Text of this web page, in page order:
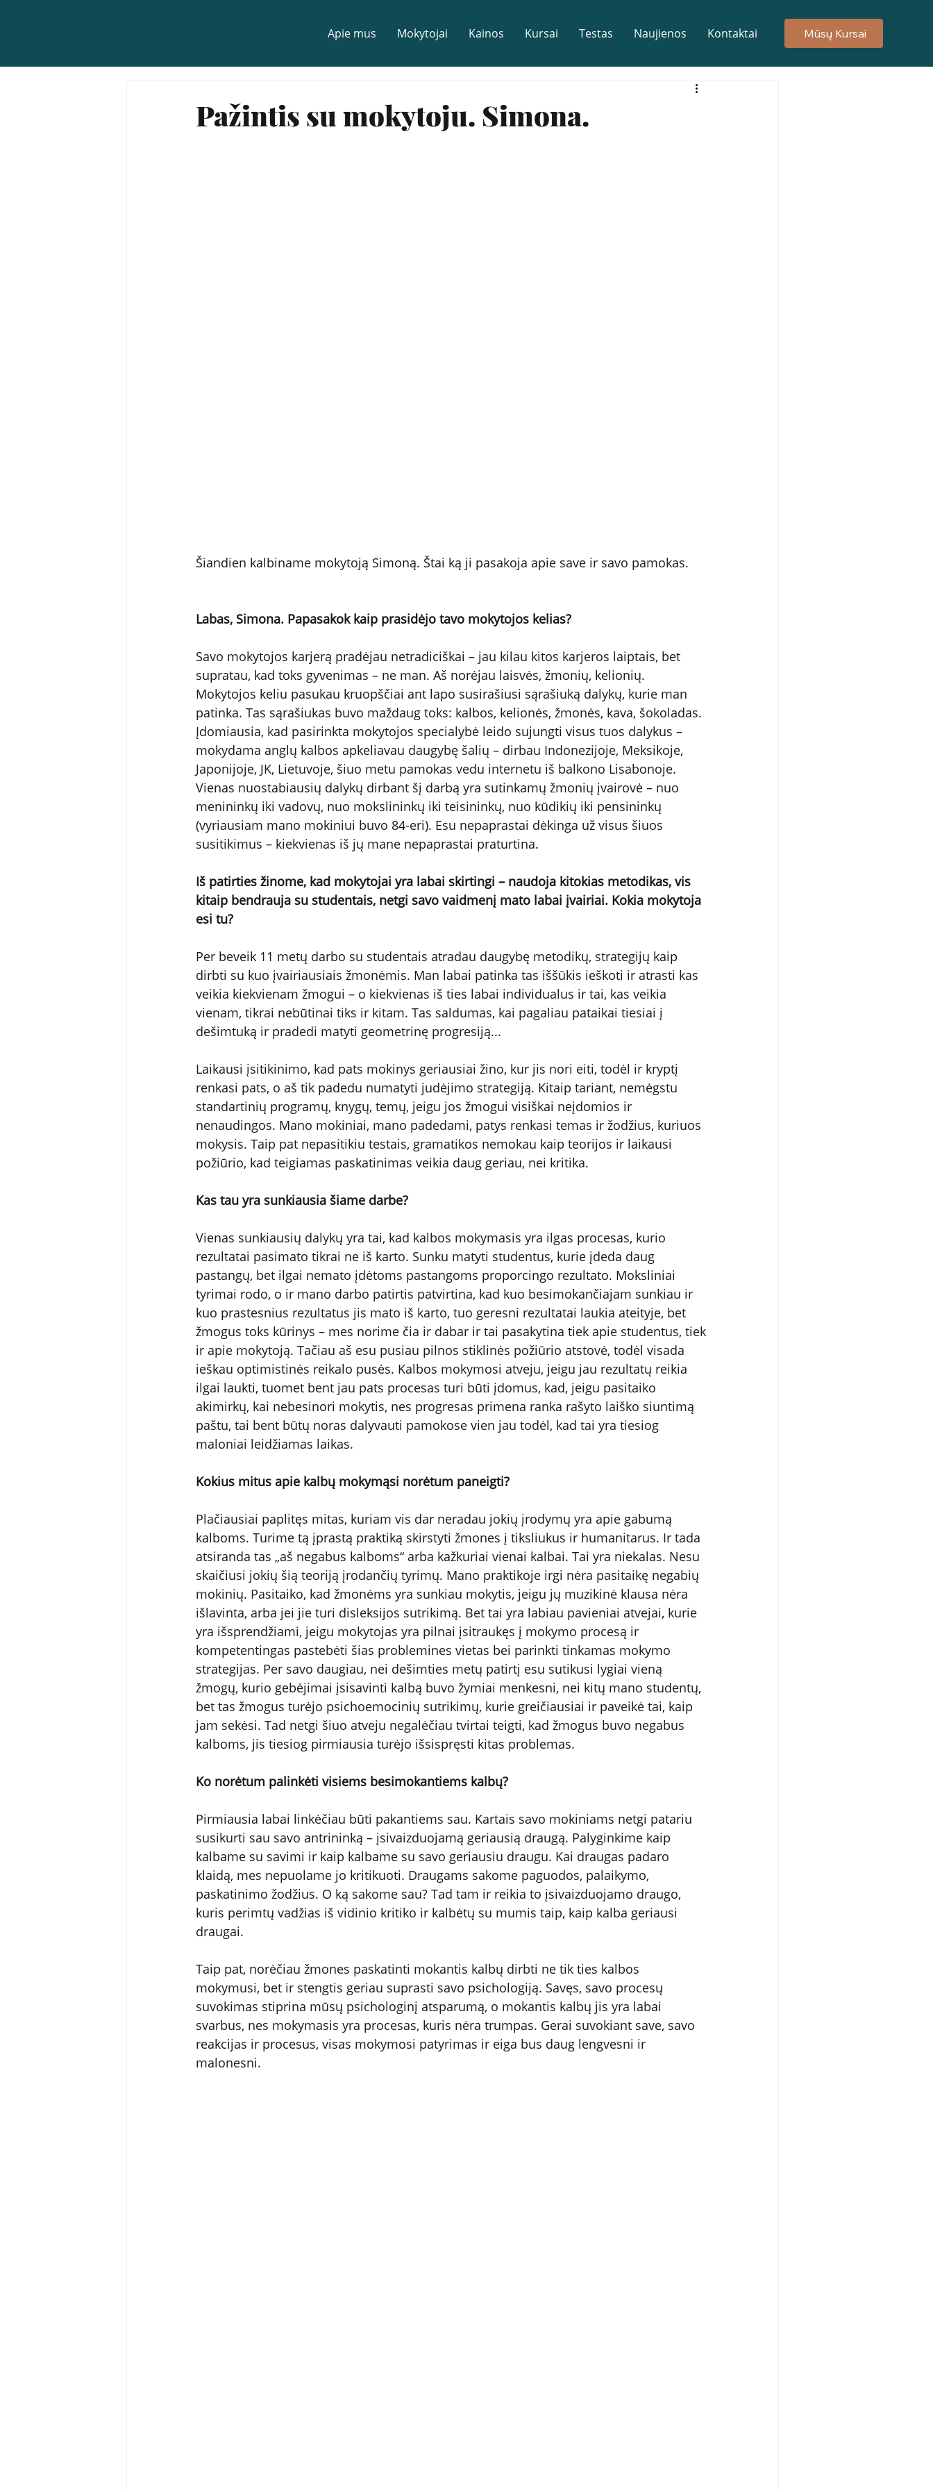
Apie mus Mokytojai Kainos Kursai Testas Naujienos Kontaktai Mūsų Kursai
Pažintis su mokytoju. Simona.
Šiandien kalbiname mokytoją Simoną. Štai ką ji pasakoja apie save ir savo pamokas.
Labas, Simona. Papasakok kaip prasidėjo tavo mokytojos kelias?
Savo mokytojos karjerą pradėjau netradiciškai – jau kilau kitos karjeros laiptais, bet
supratau, kad toks gyvenimas – ne man. Aš norėjau laisvės, žmonių, kelionių.
Mokytojos keliu pasukau kruopščiai ant lapo susirašiusi sąrašiuką dalykų, kurie man
patinka. Tas sąrašiukas buvo maždaug toks: kalbos, kelionės, žmonės, kava, šokoladas.
Įdomiausia, kad pasirinkta mokytojos specialybė leido sujungti visus tuos dalykus –
mokydama anglų kalbos apkeliavau daugybę šalių – dirbau Indonezijoje, Meksikoje,
Japonijoje, JK, Lietuvoje, šiuo metu pamokas vedu internetu iš balkono Lisabonoje.
Vienas nuostabiausių dalykų dirbant šį darbą yra sutinkamų žmonių įvairovė – nuo
menininkų iki vadovų, nuo mokslininkų iki teisininkų, nuo kūdikių iki pensininkų
(vyriausiam mano mokiniui buvo 84-eri). Esu nepaprastai dėkinga už visus šiuos
susitikimus – kiekvienas iš jų mane nepaprastai praturtina.
Iš patirties žinome, kad mokytojai yra labai skirtingi – naudoja kitokias metodikas, vis
kitaip bendrauja su studentais, netgi savo vaidmenį mato labai įvairiai. Kokia mokytoja
esi tu?
Per beveik 11 metų darbo su studentais atradau daugybę metodikų, strategijų kaip
dirbti su kuo įvairiausiais žmonėmis. Man labai patinka tas iššūkis ieškoti ir atrasti kas
veikia kiekvienam žmogui – o kiekvienas iš ties labai individualus ir tai, kas veikia
vienam, tikrai nebūtinai tiks ir kitam. Tas saldumas, kai pagaliau pataikai tiesiai į
dešimtuką ir pradedi matyti geometrinę progresiją...
Laikausi įsitikinimo, kad pats mokinys geriausiai žino, kur jis nori eiti, todėl ir kryptį
renkasi pats, o aš tik padedu numatyti judėjimo strategiją. Kitaip tariant, nemėgstu
standartinių programų, knygų, temų, jeigu jos žmogui visiškai neįdomios ir
nenaudingos. Mano mokiniai, mano padedami, patys renkasi temas ir žodžius, kuriuos
mokysis. Taip pat nepasitikiu testais, gramatikos nemokau kaip teorijos ir laikausi
požiūrio, kad teigiamas paskatinimas veikia daug geriau, nei kritika.
Kas tau yra sunkiausia šiame darbe?
Vienas sunkiausių dalykų yra tai, kad kalbos mokymasis yra ilgas procesas, kurio
rezultatai pasimato tikrai ne iš karto. Sunku matyti studentus, kurie įdeda daug
pastangų, bet ilgai nemato įdėtoms pastangoms proporcingo rezultato. Moksliniai
tyrimai rodo, o ir mano darbo patirtis patvirtina, kad kuo besimokančiajam sunkiau ir
kuo prastesnius rezultatus jis mato iš karto, tuo geresni rezultatai laukia ateityje, bet
žmogus toks kūrinys – mes norime čia ir dabar ir tai pasakytina tiek apie studentus, tiek
ir apie mokytoją. Tačiau aš esu pusiau pilnos stiklinės požiūrio atstovė, todėl visada
ieškau optimistinės reikalo pusės. Kalbos mokymosi atveju, jeigu jau rezultatų reikia
ilgai laukti, tuomet bent jau pats procesas turi būti įdomus, kad, jeigu pasitaiko
akimirkų, kai nebesinori mokytis, nes progresas primena ranka rašyto laiško siuntimą
paštu, tai bent būtų noras dalyvauti pamokose vien jau todėl, kad tai yra tiesiog
maloniai leidžiamas laikas.
Kokius mitus apie kalbų mokymąsi norėtum paneigti?
Plačiausiai paplitęs mitas, kuriam vis dar neradau jokių įrodymų yra apie gabumą
kalboms. Turime tą įprastą praktiką skirstyti žmones į tiksliukus ir humanitarus. Ir tada
atsiranda tas „aš negabus kalboms“ arba kažkuriai vienai kalbai. Tai yra niekalas. Nesu
skaičiusi jokių šią teoriją įrodančių tyrimų. Mano praktikoje irgi nėra pasitaikę negabių
mokinių. Pasitaiko, kad žmonėms yra sunkiau mokytis, jeigu jų muzikinė klausa nėra
išlavinta, arba jei jie turi disleksijos sutrikimą. Bet tai yra labiau pavieniai atvejai, kurie
yra išsprendžiami, jeigu mokytojas yra pilnai įsitraukęs į mokymo procesą ir
kompetentingas pastebėti šias problemines vietas bei parinkti tinkamas mokymo
strategijas. Per savo daugiau, nei dešimties metų patirtį esu sutikusi lygiai vieną
žmogų, kurio gebėjimai įsisavinti kalbą buvo žymiai menkesni, nei kitų mano studentų,
bet tas žmogus turėjo psichoemocinių sutrikimų, kurie greičiausiai ir paveikė tai, kaip
jam sekėsi. Tad netgi šiuo atveju negalėčiau tvirtai teigti, kad žmogus buvo negabus
kalboms, jis tiesiog pirmiausia turėjo išsispręsti kitas problemas.
Ko norėtum palinkėti visiems besimokantiems kalbų?
Pirmiausia labai linkėčiau būti pakantiems sau. Kartais savo mokiniams netgi patariu
susikurti sau savo antrininką – įsivaizduojamą geriausią draugą. Palyginkime kaip
kalbame su savimi ir kaip kalbame su savo geriausiu draugu. Kai draugas padaro
klaidą, mes nepuolame jo kritikuoti. Draugams sakome paguodos, palaikymo,
paskatinimo žodžius. O ką sakome sau? Tad tam ir reikia to įsivaizduojamo draugo,
kuris perimtų vadžias iš vidinio kritiko ir kalbėtų su mumis taip, kaip kalba geriausi
draugai.
Taip pat, norėčiau žmones paskatinti mokantis kalbų dirbti ne tik ties kalbos
mokymusi, bet ir stengtis geriau suprasti savo psichologiją. Savęs, savo procesų
suvokimas stiprina mūsų psichologinį atsparumą, o mokantis kalbų jis yra labai
svarbus, nes mokymasis yra procesas, kuris nėra trumpas. Gerai suvokiant save, savo
reakcijas ir procesus, visas mokymosi patyrimas ir eiga bus daug lengvesni ir
malonesni.